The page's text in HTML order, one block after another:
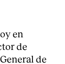
en
de
de